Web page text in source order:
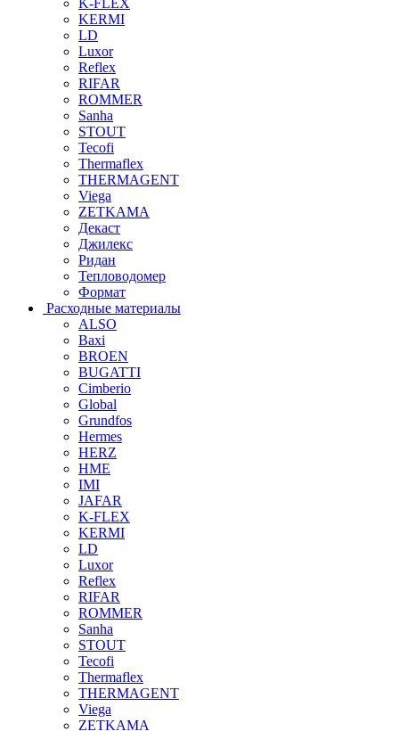
KERMI
LD
Luxor
Reflex
RIFAR
ROMMER
Sanha
STOUT
Tecofi
Thermaflex
THERMAGENT
Viega
ZETKAMA
Декаст
Джилекс
Ридан
Тепловодомер
Формат
Расходные материалы
ALSO
Baxi
BROEN
BUGATTI
Cimberio
Global
Grundfos
Hermes
HERZ
HME
IMI
JAFAR
K-FLEX
KERMI
LD
Luxor
Reflex
RIFAR
ROMMER
Sanha
STOUT
Tecofi
Thermaflex
THERMAGENT
Viega
ZETKAMA